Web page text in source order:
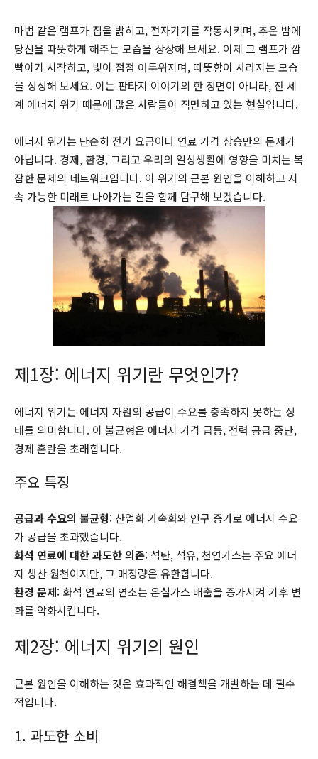
마법 같은 램프가 집을 밝히고, 전자기기를 작동시키며, 추운 밤에
당신을 따뜻하게 해주는 모습을 상상해 보세요. 이제 그 램프가 깜
빡이기 시작하고, 빛이 점점 어두워지며, 따뜻함이 사라지는 모습
을 상상해 보세요. 이는 판타지 이야기의 한 장면이 아니라, 전 세
계 에너지 위기 때문에 많은 사람들이 직면하고 있는 현실입니다.
에너지 위기는 단순히 전기 요금이나 연료 가격 상승만의 문제가
아닙니다. 경제, 환경, 그리고 우리의 일상생활에 영향을 미치는 복
잡한 문제의 네트워크입니다. 이 위기의 근본 원인을 이해하고 지
속 가능한 미래로 나아가는 길을 함께 탐구해 보겠습니다.
제1장: 에너지 위기란 무엇인가?
에너지 위기는 에너지 자원의 공급이 수요를 충족하지 못하는 상
태를 의미합니다. 이 불균형은 에너지 가격 급등, 전력 공급 중단,
경제 혼란을 초래합니다.
주요 특징
공급과 수요의 불균형: 산업화 가속화와 인구 증가로 에너지 수요
가 공급을 초과했습니다.
화석 연료에 대한 과도한 의존: 석탄, 석유, 천연가스는 주요 에너
지 생산 원천이지만, 그 매장량은 유한합니다.
환경 문제: 화석 연료의 연소는 온실가스 배출을 증가시켜 기후 변
화를 악화시킵니다.
제2장: 에너지 위기의 원인
근본 원인을 이해하는 것은 효과적인 해결책을 개발하는 데 필수
적입니다.
1. 과도한 소비